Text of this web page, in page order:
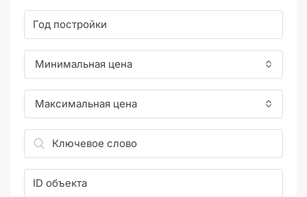
Минимальная цена
Максимальная цена